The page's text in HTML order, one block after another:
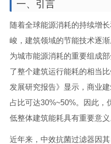
一、引言
随着全球能源消耗的持续增
峻，建筑领域的节能技术逐
为城市能源消耗的重要组成
了整个建筑运行能耗的相当
发展研究报告》显示，商业
占比可达30%~50%。因此，
低整体建筑能耗具有重要意义
近年来，中效抗菌过滤器因